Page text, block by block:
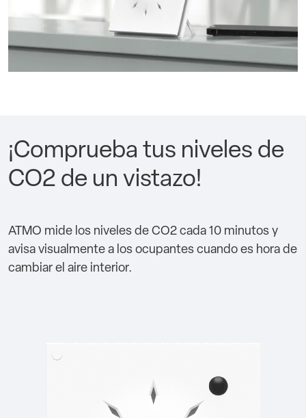
¡Comprueba tus niveles de
CO2 de un vistazo!
ATMO mide los niveles de CO2 cada 10 minutos y
avisa visualmente a los ocupantes cuando es hora de
cambiar el aire interior.